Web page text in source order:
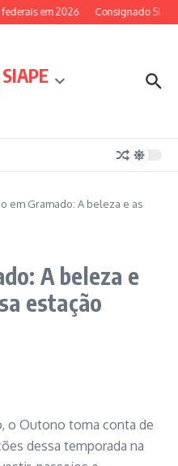
em 2026 Consignado
em Gramado: A beleza e as
A beleza e
estação
o Outono toma conta de
dessa temporada na